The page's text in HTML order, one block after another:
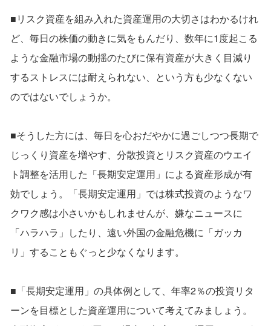
■リスク資産を組み入れた資産運用の大切さはわかるけれ
ど、毎日の株価の動きに気をもんだり、数年に1度起こる
ような金融市場の動揺のたびに保有資産が大きく目減り
するストレスには耐えられない、という方も少なくない
のではないでしょうか。
■そうした方には、毎日を心おだやかに過ごしつつ長期で
じっくり資産を増やす、分散投資とリスク資産のウエイ
ト調整を活用した「長期安定運用」による資産形成が有
効でしょう。「長期安定運用」では株式投資のようなワ
クワク感は小さいかもしれませんが、嫌なニュースに
「ハラハラ」したり、遠い外国の金融危機に「ガッカ
リ」することもぐっと少なくなります。
■「長期安定運用」の具体例として、年率2％の投資リタ
ーンを目標とした資産運用について考えてみましょう。